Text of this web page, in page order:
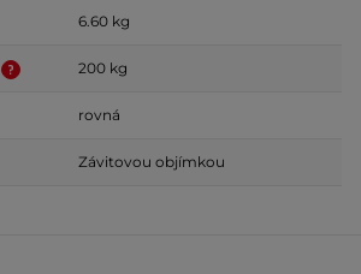
6.60 kg
200 kg
rovná
Závitovou objímkou